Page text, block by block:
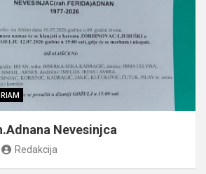
Nevesinjca
Redakcija